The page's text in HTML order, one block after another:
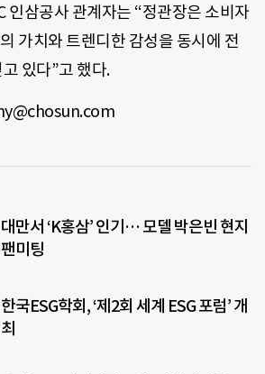
인삼공사 관계자는 “정관장은 소비자
가치와 트렌디한 감성을 동시에 전
있다”고 했다.
대만서 ‘K홍삼’ 인기… 모델 박은빈 현지
팬미팅
한국ESG학회, ‘제2회 세계 ESG 포럼’ 개
최